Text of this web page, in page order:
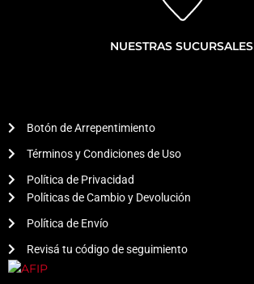
NUESTRAS SUCURSALES
Botón de Arrepentimiento
Términos y Condiciones de Uso
Política de Privacidad
Políticas de Cambio y Devolución
Política de Envío
Revisá tu código de seguimiento